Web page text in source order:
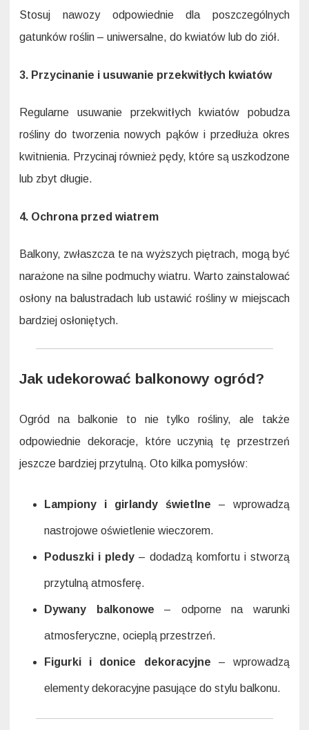
Stosuj nawozy odpowiednie dla poszczególnych
gatunków roślin – uniwersalne, do kwiatów lub do ziół.
3. Przycinanie i usuwanie przekwitłych kwiatów
Regularne usuwanie przekwitłych kwiatów pobudza
rośliny do tworzenia nowych pąków i przedłuża okres
kwitnienia. Przycinaj również pędy, które są uszkodzone
lub zbyt długie.
4. Ochrona przed wiatrem
Balkony, zwłaszcza te na wyższych piętrach, mogą być
narażone na silne podmuchy wiatru. Warto zainstalować
osłony na balustradach lub ustawić rośliny w miejscach
bardziej osłoniętych.
Jak udekorować balkonowy ogród?
Ogród na balkonie to nie tylko rośliny, ale także
odpowiednie dekoracje, które uczynią tę przestrzeń
jeszcze bardziej przytulną. Oto kilka pomysłów:
Lampiony i girlandy świetlne – wprowadzą
nastrojowe oświetlenie wieczorem.
Poduszki i pledy – dodadzą komfortu i stworzą
przytulną atmosferę.
Dywany balkonowe – odporne na warunki
atmosferyczne, ocieplą przestrzeń.
Figurki i donice dekoracyjne – wprowadzą
elementy dekoracyjne pasujące do stylu balkonu.